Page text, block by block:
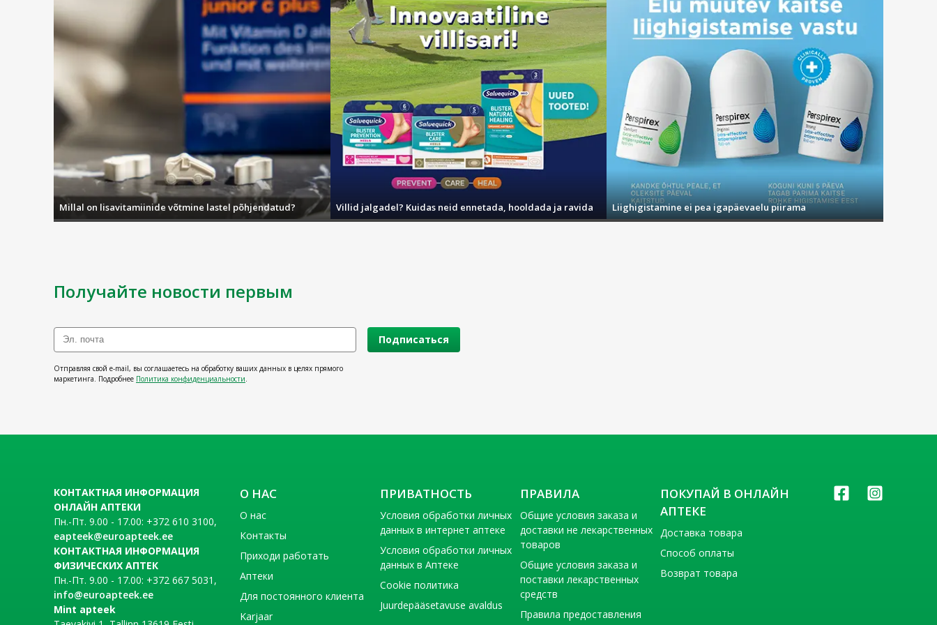
Millal on lisavitamiinide võtmine lastel põhjendatud? Villid jalgadel? Kuidas neid ennetada, hooldada ja ravida Liighigistamine ei pea igapäevaelu piirama
Получайте новости первым
Подписаться
Отправляя свой e-mail, вы соглашаетесь на обработку ваших данных в целях прямого
маркетинга. Подробнее Политика конфиденциальности
КОНТАКТНАЯ ИНФОРМАЦИЯ
ОНЛАЙН АПТЕКИ
Пн.-Пт. 9.00 - 17.00: +372 610 3100,
eapteek@euroapteek.ee
КОНТАКТНАЯ ИНФОРМАЦИЯ
ФИЗИЧЕСКИХ АПТЕК
Пн.-Пт. 9.00 - 17.00: +372 667 5031,
info@euroapteek.ee
Mint apteek
О НАС
О нас
Контакты
Приходи работать
Аптеки
Для постоянного клиента
Karjaar
ПРИВАТНОСТЬ
Условия обработки личных
данных в интернет аптеке
Условия обработки личных
данных в Аптеке
Cookie политика
Juurdepääsetavuse avaldus
ПРАВИЛА
Общие условия заказа и
доставки не лекарственных
товаров
Общие условия заказа и
поставки лекарственных
средств
Правила предоставления
ПОКУПАЙ В ОНЛАЙН
АПТЕКЕ
Доставка товара
Способ оплаты
Возврат товара